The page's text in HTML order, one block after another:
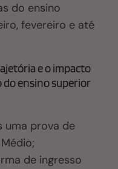
do ensino
fevereiro e até
e o impacto
do ensino superior
uma prova de
de ingresso